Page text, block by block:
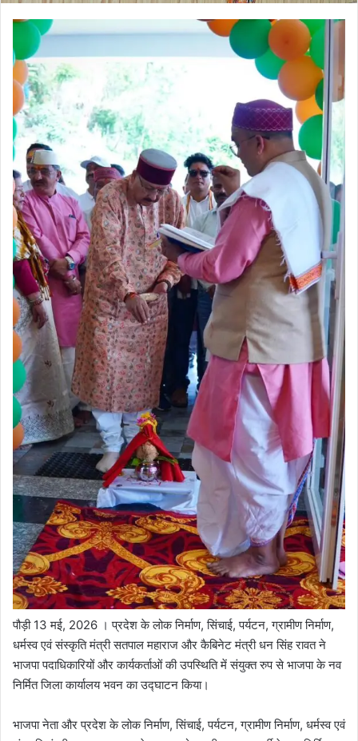
पौड़ी 13 मई, 2026 । प्रदेश के लोक निर्माण, सिंचाई, पर्यटन, ग्रामीण निर्माण,
धर्मस्व एवं संस्कृति मंत्री सतपाल महाराज और कैबिनेट मंत्री धन सिंह रावत ने
भाजपा पदाधिकारियों और कार्यकर्ताओं की उपस्थिति में संयुक्त रुप से भाजपा के नव
निर्मित जिला कार्यालय भवन का उद्घाटन किया।
भाजपा नेता और प्रदेश के लोक निर्माण, सिंचाई, पर्यटन, ग्रामीण निर्माण, धर्मस्व एवं